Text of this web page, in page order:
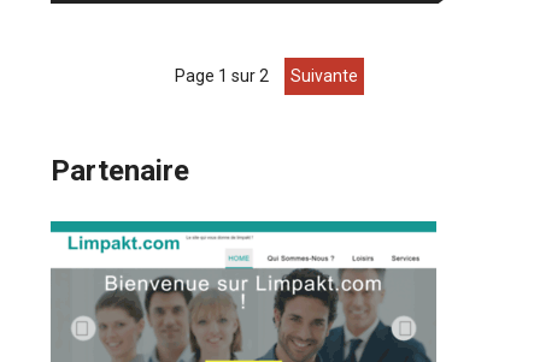
page 1 sur 2 suivante
Partenaire